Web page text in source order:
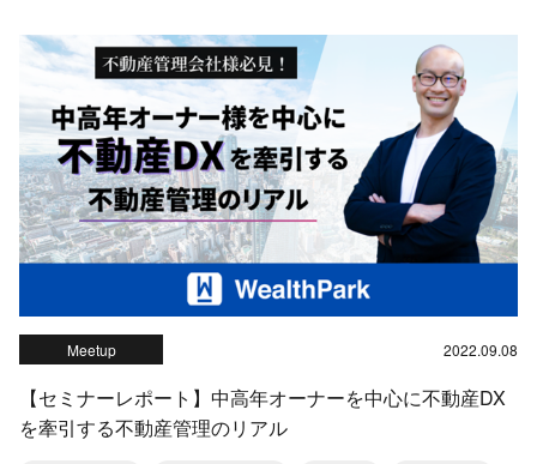
Meetup 2022.09.08
【セミナーレポート】中高年オーナーを中心に不動産DX
を牽引する不動産管理のリアル